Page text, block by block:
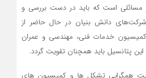
مسائلی است که باید در دست بررسی و
شرکت‌های دانش بنیان در حال حاضر از
خدمات فنی، مهندسی و عمران
این پتانسیل باید همچنان تقویت گردد.